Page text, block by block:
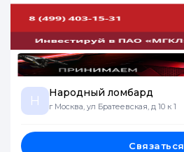
Н
Народный ломбард
г Москва, ул Братеевская, д 10 к 1
Связаться